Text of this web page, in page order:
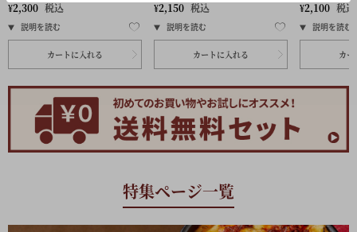
¥2,300 税込
カートに入れる
¥2,150 税込
カートに入れる
¥2,100 税込
カ
特集ページ一覧